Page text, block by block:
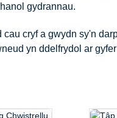
gydrannau.
cau cryf a gwydn sy'n
yn ddelfrydol ar